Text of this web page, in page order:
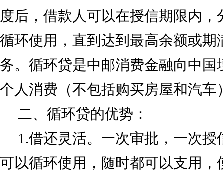
度后，借款人可以在授信期限内
循环使用，直到达到最高余额或期
务。循环贷是中邮消费金融向中国
个人消费（不包括购买房屋和汽车
二、循环贷的优势：
1.借还灵活。一次审批，一次
可以循环使用，随时都可以支用，